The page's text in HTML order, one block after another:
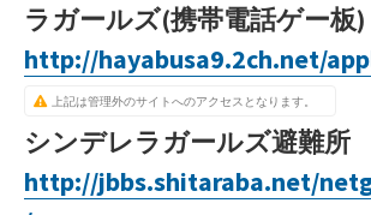
ラガールズ(携帯電話ゲー板)
http://hayabusa9.2ch.net/
上記は管理外のサイトへのアクセスとなります。
シンデレラガールズ避難所
http://jbbs.shitaraba.net/